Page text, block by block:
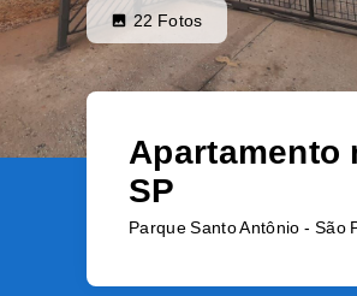
22 Fotos
Apartamento
SP
Parque Santo Antônio - São